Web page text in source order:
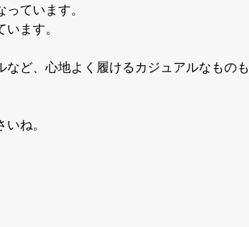
ています。
ます。
ど、心地よく履けるカジュアルなものも
ね。